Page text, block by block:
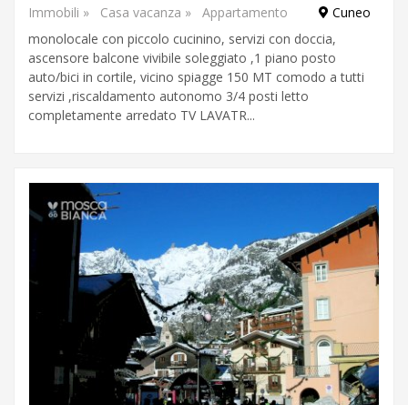
Tipo
di
piano
Classe
energetica
Caratteristiche
giardino
ascensore
Immobili » Casa vacanza » Appartamento
Cuneo
monolocale con piccolo cucinino, servizi con doccia,
ascensore balcone vivibile soleggiato ,1 piano posto
auto/bici in cortile, vicino spiagge 150 MT comodo a tutti
servizi ,riscaldamento autonomo 3/4 posti letto
completamente arredato TV LAVATR...